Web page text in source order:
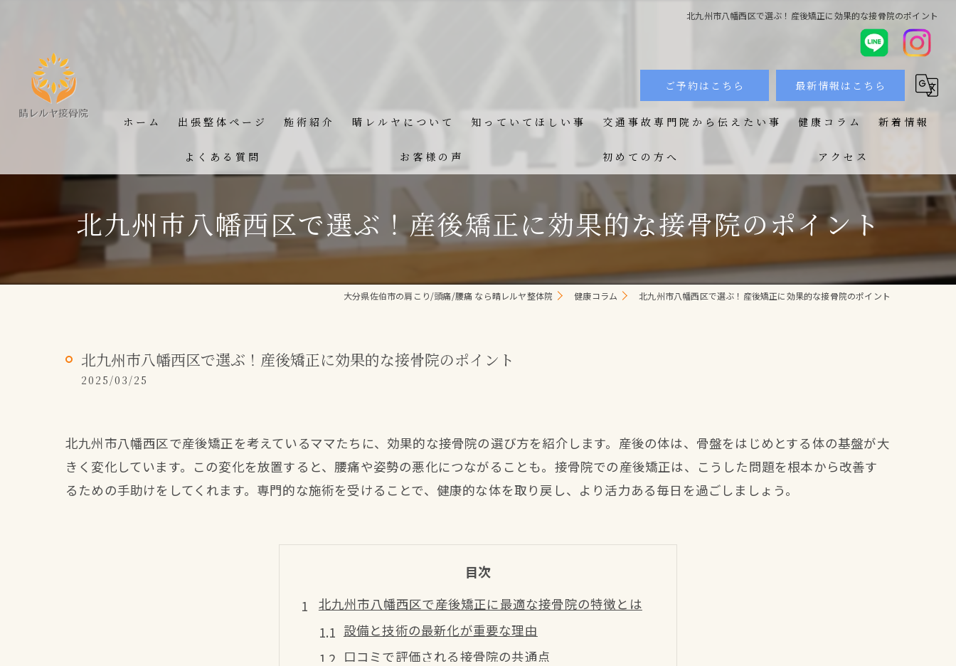
北九州市八幡西区で選ぶ！産後矯正に効果的な接骨院のポイント
ご予約はこちら 最新情報はこちら
ホーム 出張整体ページ 施術紹介 晴レルヤについて 知っていてほしい事 交通事故専門院から伝えたい事 健康コラム 新着情報
よくある質問 お客様の声 初めての方へ アクセス
北九州市八幡西区で選ぶ！産後矯正に効果的な接骨院のポイント
大分県佐伯市の肩こり/頭痛/腰痛 なら晴レルヤ整体院 健康コラム 北九州市八幡西区で選ぶ！産後矯正に効果的な接骨院のポイント
北九州市八幡西区で選ぶ！産後矯正に効果的な接骨院のポイント
2025/03/25
北九州市八幡西区で産後矯正を考えているママたちに、効果的な接骨院の選び方を紹介します。産後の体は、骨盤をはじめとする体の基盤が大
きく変化しています。この変化を放置すると、腰痛や姿勢の悪化につながることも。接骨院での産後矯正は、こうした問題を根本から改善す
るための手助けをしてくれます。専門的な施術を受けることで、健康的な体を取り戻し、より活力ある毎日を過ごしましょう。
目次
北九州市八幡西区で産後矯正に最適な接骨院の特徴とは
設備と技術の最新化が重要な理由
口コミで評価される接骨院の共通点